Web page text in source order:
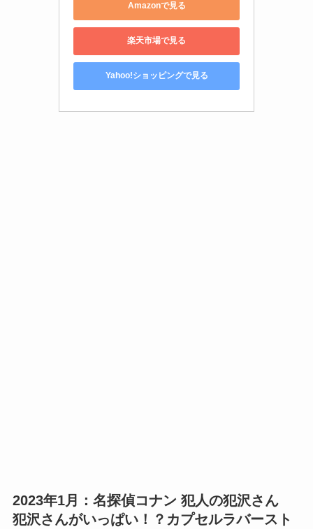
Amazonで見る
楽天市場で見る
Yahoo!ショッピングで見る
2023年1月：名探偵コナン 犯人の犯沢さん
犯沢さんがいっぱい！？カプセルラバースト